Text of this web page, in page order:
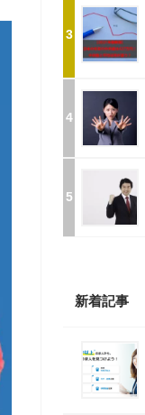
3
4
5
新着記事